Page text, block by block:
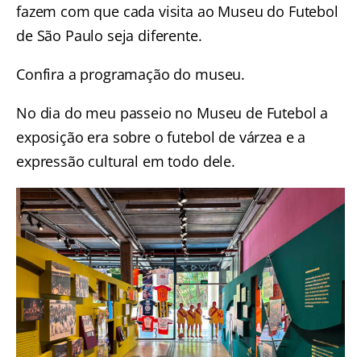
fazem com que cada visita ao Museu do Futebol
de São Paulo seja diferente.
Confira a programação do museu.
No dia do meu passeio no Museu de Futebol a
exposição era sobre o futebol de várzea e a
expressão cultural em todo dele.